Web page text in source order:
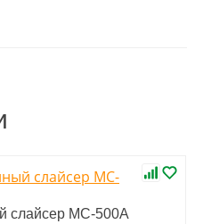
слайсер MC-500A